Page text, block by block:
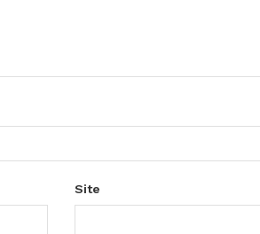
Site